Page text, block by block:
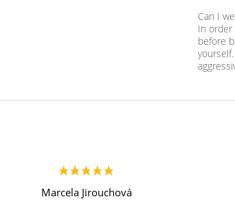
Can I
In order
before
Marcela Jirouchová